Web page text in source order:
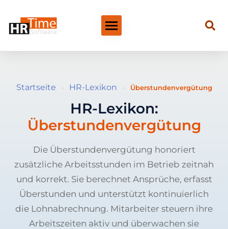
Startseite › HR-Lexikon › Überstundenvergütung
HR-Lexikon:
Überstundenvergütung
Die Überstundenvergütung honoriert
zusätzliche Arbeitsstunden im Betrieb zeitnah
und korrekt. Sie berechnet Ansprüche, erfasst
Überstunden und unterstützt kontinuierlich
die Lohnabrechnung. Mitarbeiter steuern ihre
Arbeitszeiten aktiv und überwachen sie